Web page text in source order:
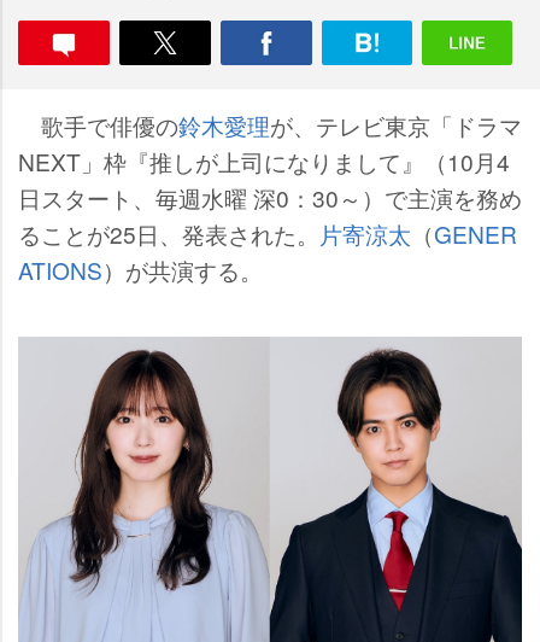
歌手で俳優の鈴木愛理が、テレビ東京「ドラマ
NEXT」枠『推しが上司になりまして』（10月4
日スタート、毎週水曜 深0：30～）で主演を務め
ることが25日、発表された。 片寄涼太 （GENER
ATIONS）が共演する。